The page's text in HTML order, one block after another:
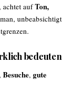
achtet aufTon,
unbeabsichtigt
bedeuten
, Besuche, gute